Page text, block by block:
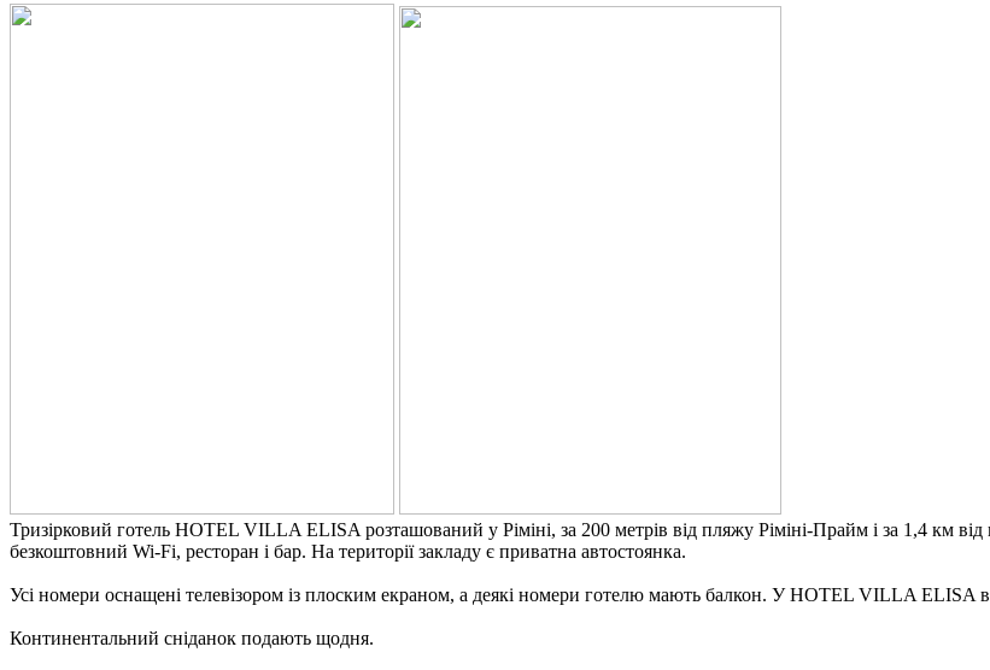
Тризірковий готель HOTEL VILLA ELISA розташований у Ріміні, за 200 метрів від пляжу Ріміні-Прайм і за 1,4 км
безкоштовний Wi-Fi, ресторан і бар. На території закладу є приватна автостоянка.
Усі номери оснащені телевізором із плоским екраном, а деякі номери готелю мають балкон. У HOTEL VILLA ELISA
Континентальний сніданок подають щодня.